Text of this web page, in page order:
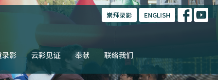
崇拜录影 ENGLISH
影 云彩见证 奉献 联络我们